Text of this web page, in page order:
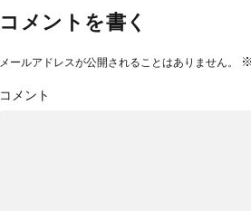
コメントを書く
メールアドレスが公開されることはありません。 ※
コメント